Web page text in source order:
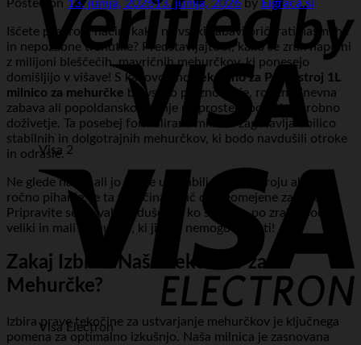
Visa 2
Visa Electron
Posted on 13. junija, 202613. junija, 2026 by Eigraca.si
Iščete preprost način, kako na vsaki zabavi pričarati nasmehe
in nepozabne trenutke? Predstavljajte si, kako se zrak napolni
z milijoni bleščečih, mavričnih mehurčkov, ki ponesejo
domišljijo v višave! S kakovostno
Tekočino za Party stroj 1L
milnico za mehurčke bo vsako praznovanje, rojstnodnevna
zabava ali popoldansko igranje na prostem postalo čarobno
doživetje. Ta posebej formulirana milnica zagotavlja obilico
stabilnih in dolgotrajnih mehurčkov, ki bodo navdušili otroke
in odrasle.
Ne glede na to, ali jo boste uporabili v party stroju ali za
ročno pihanje, je ta tekočina ključ do neomejene zabave.
Pripravite se na val navdušenja, ko se bodo po zraku podili
veliki in mali mehurčki, ki jih bo nemogoče ujeti!
Zakaj Izbrati Našo Tekočino za
Mehurčke?
Izbira prave tekočine za ustvarjanje mehurčkov je ključnega
pomena za optimalno izkušnjo. Naša milnica je zasnovana